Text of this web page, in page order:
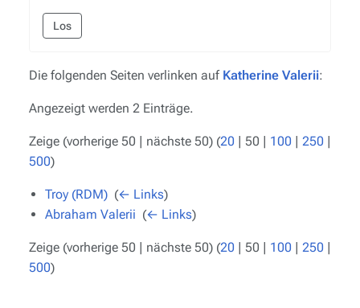
Los
Die folgenden Seiten verlinken auf Katherine Valerii:
Angezeigt werden 2 Einträge.
Zeige (vorherige 50 | nächste 50) (20 | 50 | 100 | 250 |
500)
Troy (RDM) (← Links)
Abraham Valerii (← Links)
Zeige (vorherige 50 | nächste 50) (20 | 50 | 100 | 250 |
500)